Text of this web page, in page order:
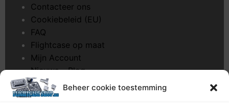
Beheer cookie toestemming
Contacteer ons
Cookiebeleid (EU)
FAQ
Flightcase op maat
Mijn Account
Nieuws – Blog
Onderhoud pagina
Over ons